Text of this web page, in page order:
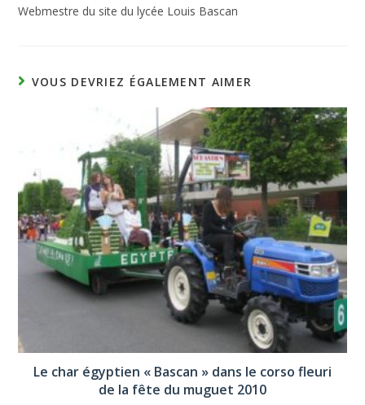
Webmestre du site du lycée Louis Bascan
VOUS DEVRIEZ ÉGALEMENT AIMER
Le char égyptien « Bascan » dans le corso fleuri
de la fête du muguet 2010